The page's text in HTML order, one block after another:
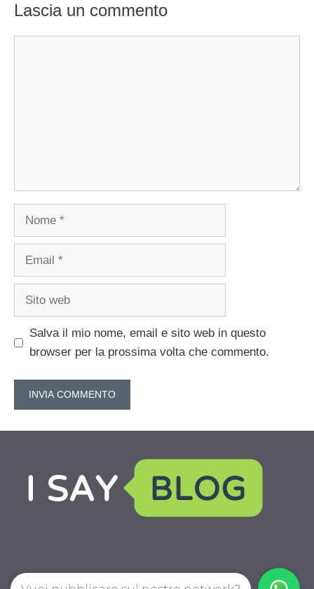
Lascia un commento
Nome
Email
Sito
Salva il mio nome, email e sito web in questo
browser per la prossima volta che commento.